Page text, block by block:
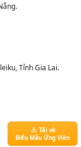
Tỉnh Gia Lai.
Tải về
Biểu Mẫu Ứng Viên